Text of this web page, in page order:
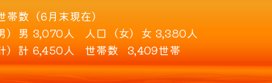
帯数（6月末現在）
男 3,070人 人口（女） 女 3,380人
計 6,450人 世帯数 3,409世帯